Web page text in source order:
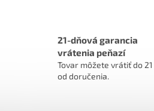
21-dňová garancia
vrátenia peňazí
Tovar môžete vrátiť do
od doručenia.